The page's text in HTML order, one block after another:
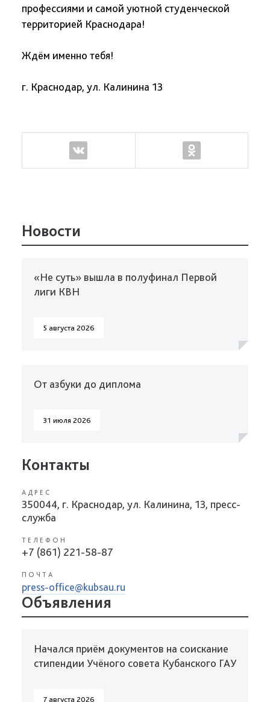
профессиями и самой уютной студенческой
территорией Краснодара!
Ждём именно тебя!
г. Краснодар, ул. Калинина 13
Новости
«Не суть» вышла в полуфинал Первой
лиги КВН
5 августа 2026
От азбуки до диплома
31 июля 2026
Контакты
АДРЕС
350044, г. Краснодар, ул. Калинина, 13, пресс-
служба
ТЕЛЕФОН
+7 (861) 221-58-87
ПОЧТА
press-office@kubsau.ru
Объявления
Начался приём документов на соискание
стипендии Учёного совета Кубанского ГАУ
7 августа 2026